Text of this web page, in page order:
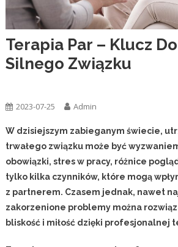
Terapia Par – Klucz
Silnego Związku
2023-07-25 Admin
W dzisiejszym zabieganym świecie,
trwałego związku może być
obowiązki, stres w pracy, różnice
tylko kilka czynników, które mogą
z partnerem. Czasem jednak, nawet
zakorzenione problemy można
bliskość i miłość dzięki profesjonalnej